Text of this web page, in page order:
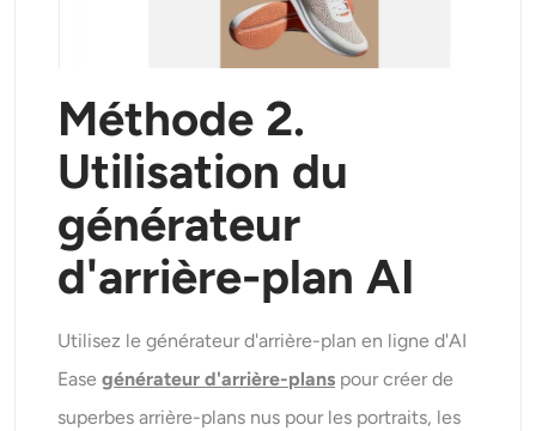
Méthode 2.
Utilisation du
générateur
d'arrière-plan AI
Utilisez le générateur d'arrière-plan en ligne d'AI
Easegénérateur d'arrière-plans pour créer de
superbes arrière-plans nus pour les portraits, les